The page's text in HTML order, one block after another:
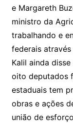
e Margareth
ministro da
trabalhando e
federais
Kalil ainda
oito deputados
estaduais tem
obras e ações
união de